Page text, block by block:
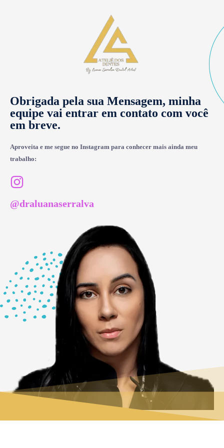
Obrigada pela sua Mensagem, minha
equipe vai entrar em contato com você
em breve.
Aproveita e me segue no Instagram para conhecer mais ainda meu
trabalho:
@draluanaserralva